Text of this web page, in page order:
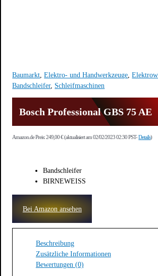
Baumarkt ,Elektro- und Handwerkzeuge ,
Bandschleifer, Schleifmaschinen
Bosch Professional GBS 75 AE
Amazon.de Preis:249,00€(aktualisiert am 02/02/2023 02:30 PST-Details)
Bandschleifer
BIRNEWEISS
Bei Amazon ansehen
Beschreibung
Zusätzliche Informationen
Bewertungen (0)